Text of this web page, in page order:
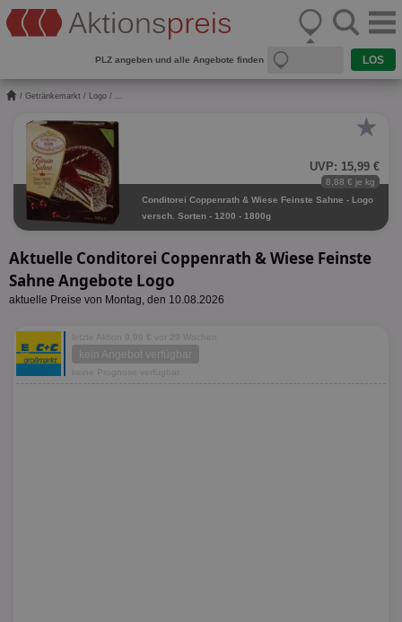
PLZ angeben und alle Angebote finden
/ Getränkemarkt / Logo / ...
★
UVP: 15,99 €
8,88 € je kg
Conditorei Coppenrath & Wiese Feinste Sahne - Logo
versch. Sorten - 1200 - 1800g
Aktuelle Conditorei Coppenrath & Wiese Feinste
Sahne Angebote Logo
aktuelle Preise von Montag, den 10.08.2026
letzte Aktion 9,99 € vor 29 Wochen
kein Angebot verfügbar
keine Prognose verfügbar